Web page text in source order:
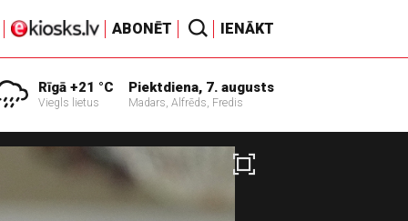
ABONĒT IENĀKT
Rīgā +21 °C
Viegls lietus
Piektdiena, 7. augusts
Madars, Alfrēds, Fredis